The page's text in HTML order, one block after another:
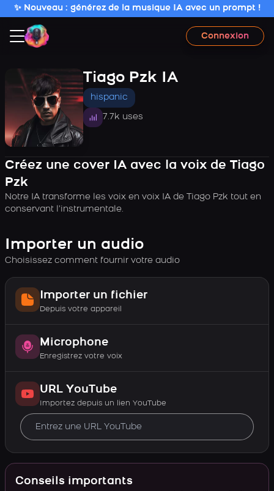
✨ Nouveau : générez de la musique IA avec un prompt !
Connexion
Tiago Pzk IA
hispanic
7.7k uses
Créez une cover IA avec la voix de Tiago
Pzk
Notre IA transforme les voix en voix IA de Tiago Pzk tout en
conservant l’instrumentale.
Importer un audio
Choisissez comment fournir votre audio
Importer un fichier
Depuis votre appareil
Microphone
Enregistrez votre voix
URL YouTube
Importez depuis un lien YouTube
Conseils importants